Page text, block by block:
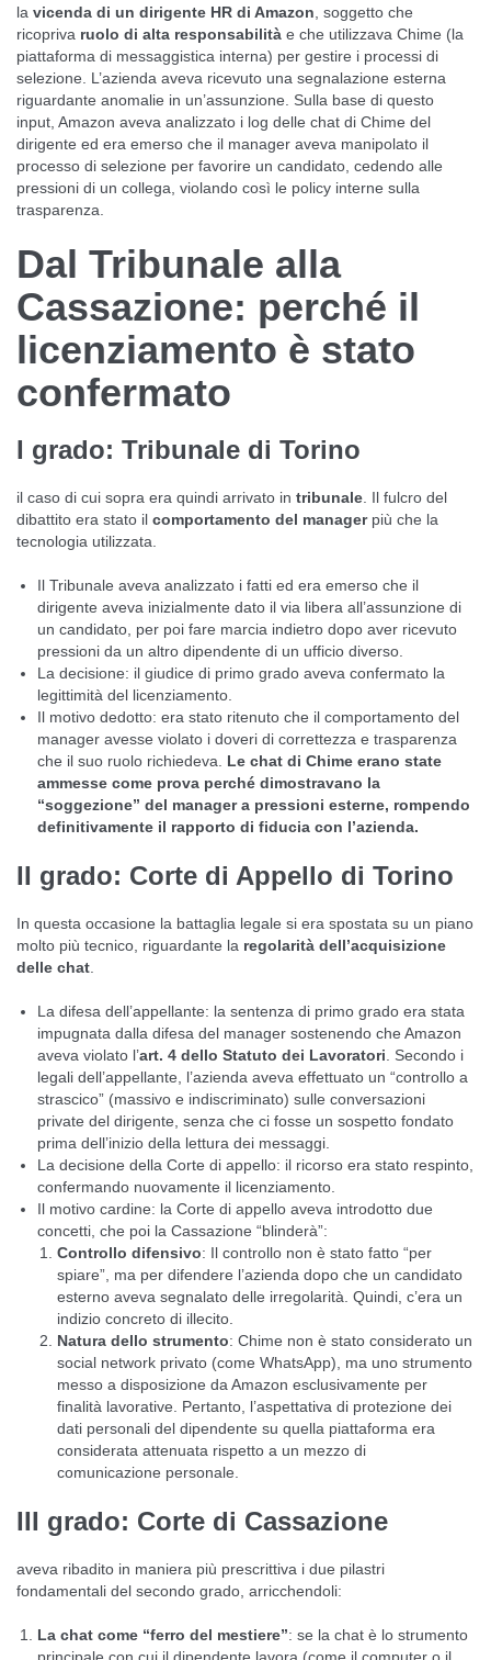
la vicenda di un dirigente HR di Amazon , soggetto che
ricopriva ruolo di alta responsabilità e che utilizzava Chime (la
piattaforma di messaggistica interna) per gestire i processi di
selezione. L’azienda aveva ricevuto una segnalazione esterna
riguardante anomalie in un’assunzione. Sulla base di questo
input, Amazon aveva analizzato i log delle chat di Chime del
dirigente ed era emerso che il manager aveva manipolato il
processo di selezione per favorire un candidato, cedendo alle
pressioni di un collega, violando così le policy interne sulla
trasparenza.
Dal Tribunale alla
Cassazione: perché il
licenziamento è stato
confermato
I grado: Tribunale di Torino
il caso di cui sopra era quindi arrivato in tribunale . Il fulcro del
dibattito era stato il comportamento del managerpiù che la
tecnologia utilizzata.
Il Tribunale aveva analizzato i fatti ed era emerso che il
dirigente aveva inizialmente dato il via libera all’assunzione di
un candidato, per poi fare marcia indietro dopo aver ricevuto
pressioni da un altro dipendente di un ufficio diverso.
La decisione: il giudice di primo grado aveva confermato la
legittimità del licenziamento.
Il motivo dedotto: era stato ritenuto che il comportamento del
manager avesse violato i doveri di correttezza e trasparenza
che il suo ruolo richiedeva. Le chat di Chime erano state
ammesse come prova perché dimostravano la
“soggezione” del manager a pressioni esterne, rompendo
definitivamente il rapporto di fiducia con l’azienda.
II grado: Corte di Appello di Torino
In questa occasione la battaglia legale si era spostata su un piano
molto più tecnico, riguardante la regolarità dell’acquisizione
delle chat
La difesa dell’appellante: la sentenza di primo grado era stata
impugnata dalla difesa del manager sostenendo che Amazon
aveva violato l’art. 4 dello Statuto dei Lavoratori . Secondo i
legali dell’appellante, l’azienda aveva effettuato un “controllo a
strascico” (massivo e indiscriminato) sulle conversazioni
private del dirigente, senza che ci fosse un sospetto fondato
prima dell’inizio della lettura dei messaggi.
La decisione della Corte di appello: il ricorso era stato respinto,
confermando nuovamente il licenziamento.
Il motivo cardine: la Corte di appello aveva introdotto due
concetti, che poi la Cassazione “blinderà”:
Controllo difensivo: Il controllo non è stato fatto “per
spiare”, ma per difendere l’azienda dopo che un candidato
esterno aveva segnalato delle irregolarità. Quindi, c’era un
indizio concreto di illecito.
Natura dello strumento: Chime non è stato considerato un
social network privato (come WhatsApp), ma uno strumento
messo a disposizione da Amazon esclusivamente per
finalità lavorative. Pertanto, l’aspettativa di protezione dei
dati personali del dipendente su quella piattaforma era
considerata attenuata rispetto a un mezzo di
comunicazione personale.
III grado: Corte di Cassazione
aveva ribadito in maniera più prescrittiva i due pilastri
fondamentali del secondo grado, arricchendoli:
La chat come “ferro del mestiere”: se la chat è lo strumento